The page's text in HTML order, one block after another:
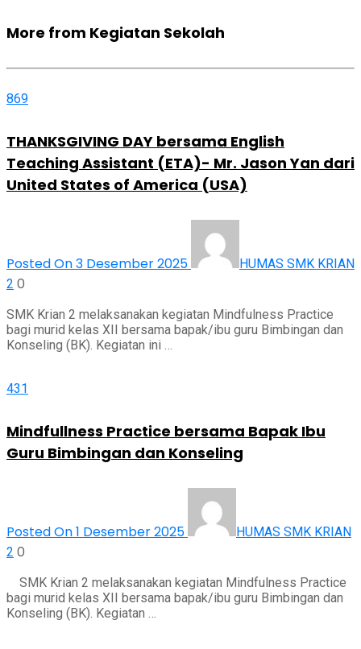
More from Kegiatan Sekolah
869
THANKSGIVING DAY bersama English
Teaching Assistant (ETA)- Mr. Jason Yan dari
United States of America (USA)
Posted On 3 Desember 2025
HUMAS SMK KRIAN
2 0
SMK Krian 2 melaksanakan kegiatan Mindfulness Practice
bagi murid kelas XII bersama bapak/ibu guru Bimbingan dan
Konseling (BK). Kegiatan ini …
431
Mindfullness Practice bersama Bapak Ibu
Guru Bimbingan dan Konseling
Posted On 1 Desember 2025
HUMAS SMK KRIAN
2 0
SMK Krian 2 melaksanakan kegiatan Mindfulness Practice
bagi murid kelas XII bersama bapak/ibu guru Bimbingan dan
Konseling (BK). Kegiatan …